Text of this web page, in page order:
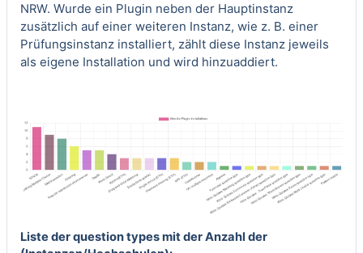
NRW. Wurde ein Plugin neben der Hauptinstanz
zusätzlich auf einer weiteren Instanz, wie z. B. einer
Prüfungsinstanz installiert, zählt diese Instanz jeweils
als eigene Installation und wird hinzuaddiert.
Liste der question types mit der Anzahl der